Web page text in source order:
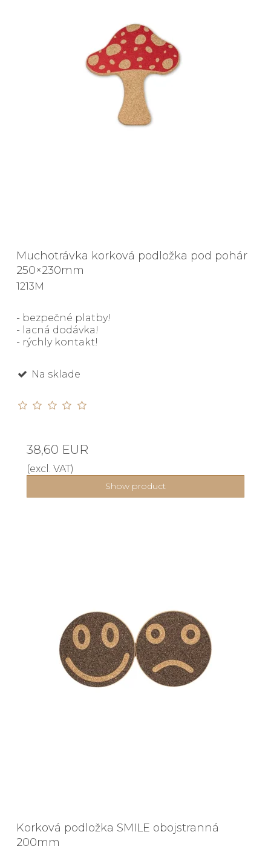
Muchotrávka korková podložka pod pohár
250×230mm
1213M
- bezpečné platby!
- lacná dodávka!
- rýchly kontakt!
Na sklade
38,60 EUR
(excl. VAT)
Show product
Korková podložka SMILE obojstranná
200mm